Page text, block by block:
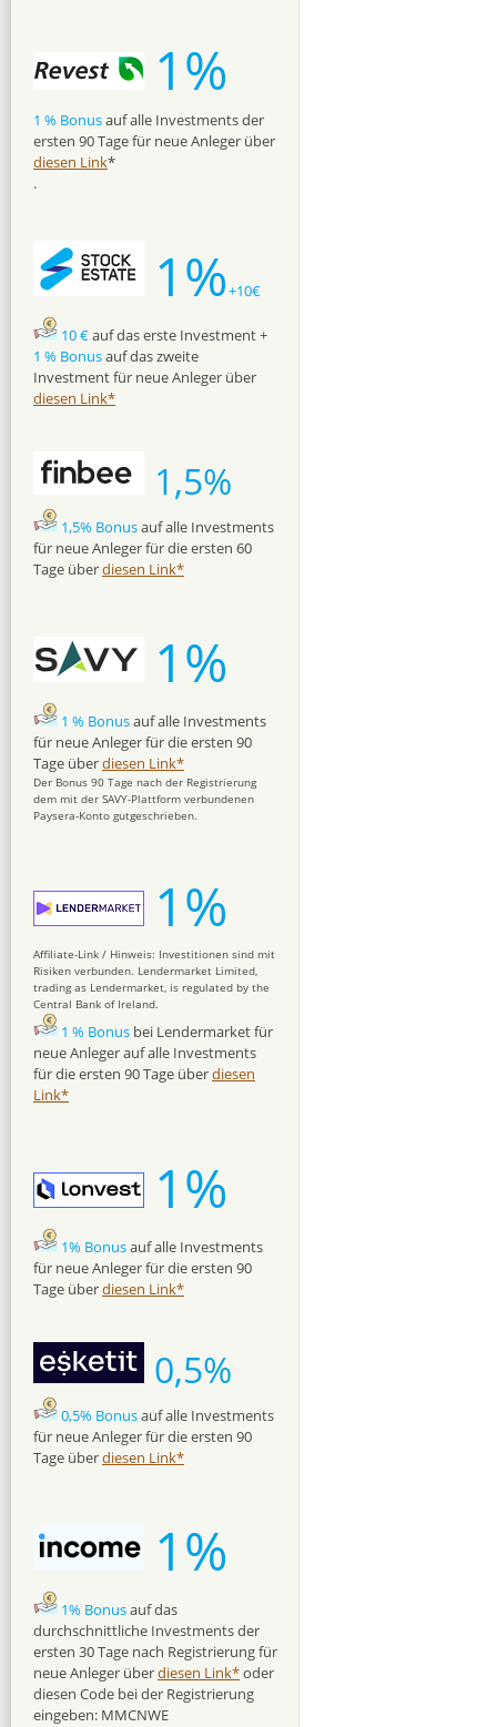
1%
1 % Bonusauf alle Investments der
ersten 90 Tage für neue Anleger über
diesen Link*
.
1%+10€
10 €auf das erste Investment +
1 % Bonusauf das zweite
Investment für neue Anleger über
diesen Link*
1,5%
1,5% Bonusauf alle Investments
für neue Anleger für die ersten 60
Tage überdiesen Link*
1%
1 % Bonusauf alle Investments
für neue Anleger für die ersten 90
Tage überdiesen Link*
Der Bonus 90 Tage nach der Registrierung
dem mit der SAVY-Plattform verbundenen
Paysera-Konto gutgeschrieben.
1%
Affiliate-Link / Hinweis: Investitionen sind mit
Risiken verbunden. Lendermarket Limited,
trading as Lendermarket, is regulated by the
Central Bank of Ireland.
1 % Bonus bei Lendermarket für
neue Anleger auf alle Investments
für die ersten 90 Tage überdiesen
Link*
1%
1% Bonusauf alle Investments
für neue Anleger für die ersten 90
Tage überdiesen Link*
0,5%
0,5% Bonusauf alle Investments
für neue Anleger für die ersten 90
Tage überdiesen Link*
1%
1% Bonusauf das
durchschnittliche Investments der
ersten 30 Tage nach Registrierung für
neue Anleger überdiesen Link*oder
diesen Code bei der Registrierung
eingeben: MMCNWE